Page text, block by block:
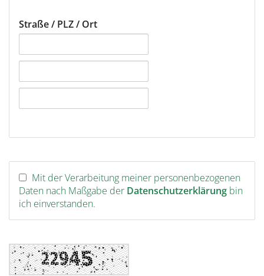
Wien
Straße / PLZ / Ort
Daten nach Maßgabe der Datenschutzerklärung bin
ich einverstanden.